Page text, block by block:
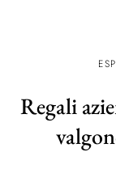
Regali